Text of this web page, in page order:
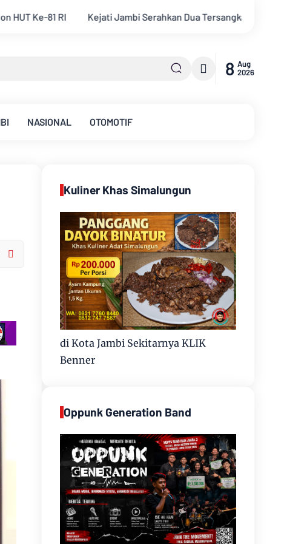
Dua Tersangka Korupsi Pengadaan Tanah Akses Pelabuhan Ujung
8 Aug
2026
NASIONAL OTOMOTIF
Kuliner Khas Simalungun
di Kota Jambi Sekitarnya KLIK
Benner
Oppunk Generation Band